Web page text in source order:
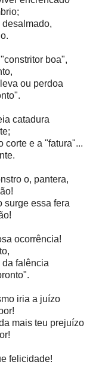
desalmado,
boa",
ou perdoa
catadura
corte e a "fatura"...
o, pantera,
surge essa fera
ocorrência!
falência
iria a juízo
mais teu prejuízo
felicidade!